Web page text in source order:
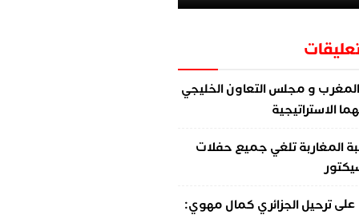
و مجلس التعاون الخليجي
الاستراتيجية
المغاربة تلغي جميع حفلات
علىترحيل الجزائري كمال مهوي: